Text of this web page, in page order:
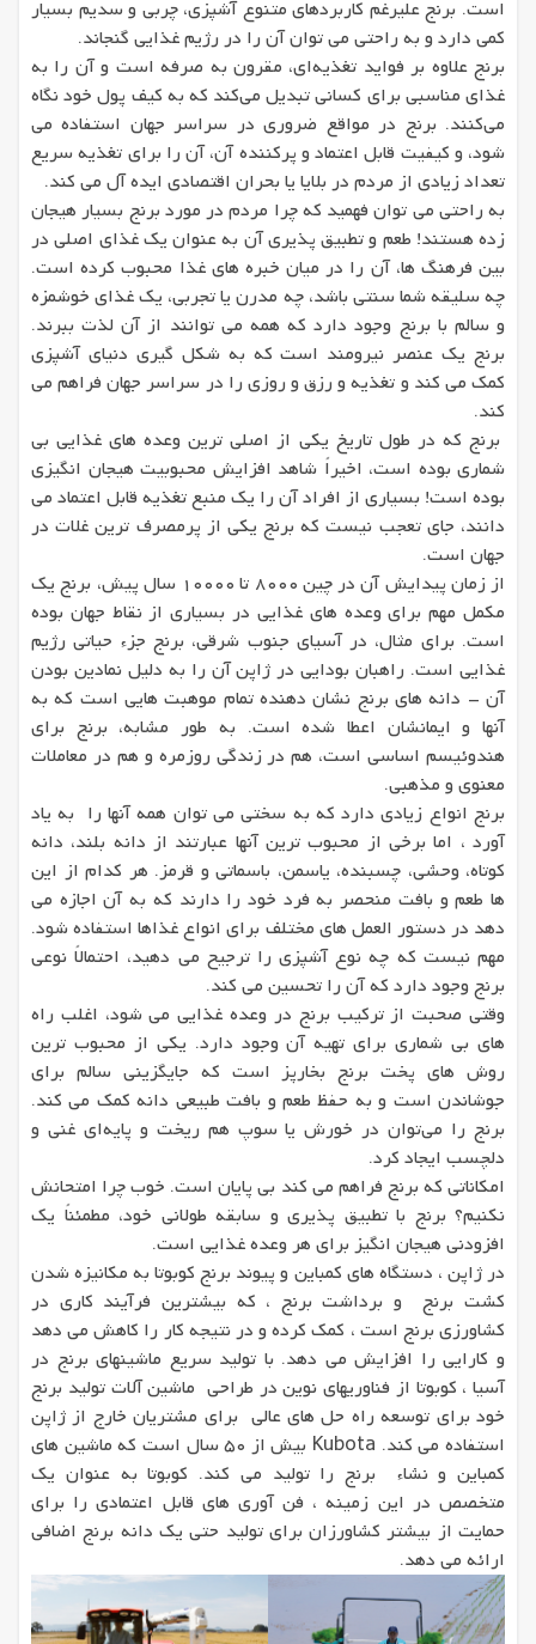
است. برنج علیرغم کاربردهای متنوع آشپزی، چربی و سدیم بسیار
کمی دارد و به راحتی می توان آن را در رژیم غذایی گنجاند.
برنج علاوه بر فواید تغذیه‌ای، مقرون به صرفه است و آن را به
غذای مناسبی برای کسانی تبدیل می‌کند که به کیف پول خود نگاه
می‌کنند. برنج در مواقع ضروری در سراسر جهان استفاده می
شود، و کیفیت قابل اعتماد و پرکننده آن، آن را برای تغذیه سریع
تعداد زیادی از مردم در بلایا یا بحران اقتصادی ایده آل می کند.
به راحتی می توان فهمید که چرا مردم در مورد برنج بسیار هیجان
زده هستند! طعم و تطبیق پذیری آن به عنوان یک غذای اصلی در
بین فرهنگ ها، آن را در میان خبره های غذا محبوب کرده است.
چه سلیقه شما سنتی باشد، چه مدرن یا تجربی، یک غذای خوشمزه
و سالم با برنج وجود دارد که همه می توانند از آن لذت ببرند.
برنج یک عنصر نیرومند است که به شکل گیری دنیای آشپزی
کمک می کند و تغذیه و رزق و روزی را در سراسر جهان فراهم می
کند.
برنج که در طول تاریخ یکی از اصلی ترین وعده های غذایی بی
شماری بوده است، اخیراً شاهد افزایش محبوبیت هیجان انگیزی
بوده است! بسیاری از افراد آن را یک منبع تغذیه قابل اعتماد می
دانند، جای تعجب نیست که برنج یکی از پرمصرف ترین غلات در
جهان است.
از زمان پیدایش آن در چین 8000 تا 10000 سال پیش، برنج یک
مکمل مهم برای وعده های غذایی در بسیاری از نقاط جهان بوده
است. برای مثال، در آسیای جنوب شرقی، برنج جزء حیاتی رژیم
غذایی است. راهبان بودایی در ژاپن آن را به دلیل نمادین بودن
آن - دانه های برنج نشان دهنده تمام موهبت هایی است که به
آنها و ایمانشان اعطا شده است. به طور مشابه، برنج برای
هندوئیسم اساسی است، هم در زندگی روزمره و هم در معاملات
معنوی و مذهبی.
برنج انواع زیادی دارد که به سختی می توان همه آنها را به یاد
آورد ، اما برخی از محبوب ترین آنها عبارتند از دانه بلند، دانه
کوتاه، وحشی، چسبنده، یاسمن، باسماتی و قرمز. هر کدام از این
ها طعم و بافت منحصر به فرد خود را دارند که به آن اجازه می
دهد در دستور العمل های مختلف برای انواع غذاها استفاده شود.
مهم نیست که چه نوع آشپزی را ترجیح می دهید، احتمالاً نوعی
برنج وجود دارد که آن را تحسین می کند.
وقتی صحبت از ترکیب برنج در وعده غذایی می شود، اغلب راه
های بی شماری برای تهیه آن وجود دارد. یکی از محبوب ترین
روش های پخت برنج بخارپز است که جایگزینی سالم برای
جوشاندن است و به حفظ طعم و بافت طبیعی دانه کمک می کند.
برنج را می‌توان در خورش یا سوپ هم ریخت و پایه‌ای غنی و
دلچسب ایجاد کرد.
امکاناتی که برنج فراهم می کند بی پایان است. خوب چرا امتحانش
نکنیم؟ برنج با تطبیق پذیری و سابقه طولانی خود، مطمئناً یک
افزودنی هیجان انگیز برای هر وعده غذایی است.
در ژاپن ، دستگاه های کمباین و پیوند برنج کوبوتا به مکانیزه شدن
کشت برنج و برداشت برنج ، که بیشترین فرآیند کاری در
کشاورزی برنج است ، کمک کرده و در نتیجه کار را کاهش می دهد
و کارایی را افزایش می دهد. با تولید سریع ماشینهای برنج در
آسیا ، کوبوتا از فناوریهای نوین در طراحی ماشین آلات تولید برنج
خود برای توسعه راه حل های عالی برای مشتریان خارج از ژاپن
استفاده می کند. Kubota بیش از 50 سال است که ماشین های
کمباین و نشاء برنج را تولید می کند. کوبوتا به عنوان یک
متخصص در این زمینه ، فن آوری های قابل اعتمادی را برای
حمایت از بیشتر کشاورزان برای تولید حتی یک دانه برنج اضافی
ارائه می دهد.